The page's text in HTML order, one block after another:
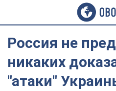
Россия не
никаких
"атаки"